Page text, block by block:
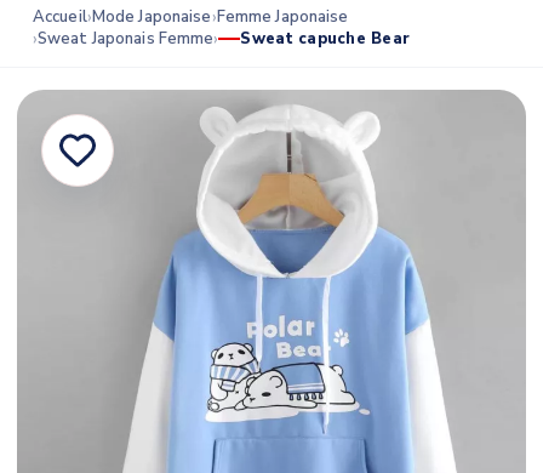
Accueil Mode Japonaise Femme Japonaise
Sweat Japonais Femme
Sweat capuche Bear